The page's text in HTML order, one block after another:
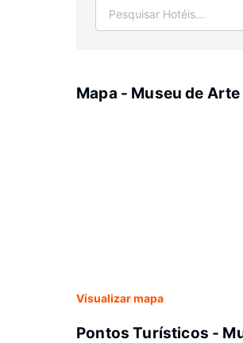
Mapa - Museu de
Visualizar mapa
Pontos Turísticos -